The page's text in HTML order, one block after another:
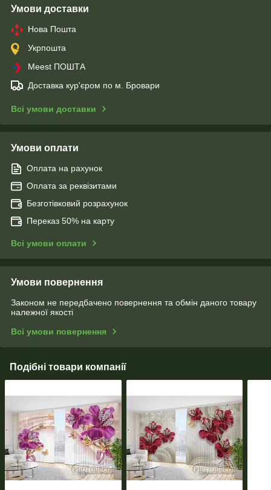
Умови доставки
Нова Пошта
Укрпошта
Meest ПОШТА
Доставка кур'єром по м. Бровари
Всі умови доставки
Умови оплати
Оплата на рахунок
Оплата за реквізитами
Безготівковий розрахунок
Переказ 50% на карту
Всі умови оплати
Умови повернення
Законом не передбачено повернення та обмін даного товару
належної якості
Всі умови повернення
Подібні товари компанії